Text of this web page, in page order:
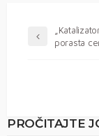
porasta
PROČITAJTE